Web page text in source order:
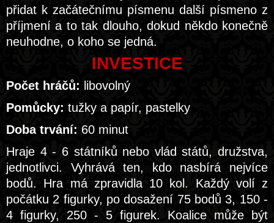
přidat k začátečnímu písmenu další písmeno z
příjmení a to tak dlouho, dokud někdo konečně
neuhodne, o koho se jedná.
INVESTICE
Počet hráčů: libovolný
Pomůcky: tužky a papír, pastelky
Doba trvání: 60 minut
Hraje 4 - 6 státníků nebo vlád států, družstva,
jednotlivci. Vyhrává ten, kdo nasbírá nejvíce
bodů. Hra má zpravidla 10 kol. Každý volí z
počátku 2 figurky, po dosažení 75 bodů 3, 150 -
4 figurky, 250 - 5 figurek. Koalice může být